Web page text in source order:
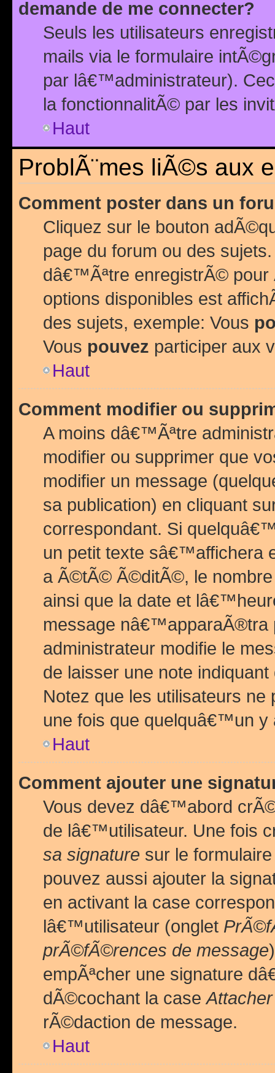
demande de me connecter?
Seuls les utilisateurs
mails via le formulaire
par lâ€™administrateur).
la fonctionnalitÃ© par les
Haut
ProblÃ¨mes liÃ©s aux
Comment poster dans un
Cliquez sur le bouton
page du forum ou des
dâ€™Ãªtre enregistrÃ©
options disponibles est
des sujets, exemple: Vous
Vous pouvez participer aux
Haut
Comment modifier ou
A moins dâ€™Ãªtre
modifier ou supprimer que
modifier un message
sa publication) en cliquant
correspondant. Si
un petit texte sâ€™affichera
a Ã©tÃ© Ã©ditÃ©, le
ainsi que la date et
message nâ€™apparaÃ®tra
administrateur modifie le
de laisser une note
Notez que les utilisateurs
une fois que quelquâ€™un y
Haut
Comment ajouter une
Vous devez dâ€™abord
de lâ€™utilisateur. Une fois
sa signature sur le
pouvez aussi ajouter la
en activant la case
lâ€™utilisateur (onglet
prÃ©fÃ©rences de message
empÃªcher une signature
dÃ©cochant la case
rÃ©daction de message.
Haut